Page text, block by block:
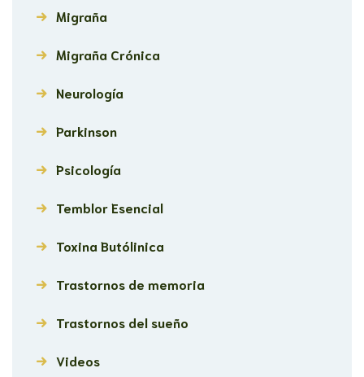
Migraña
Migraña Crónica
Neurología
Parkinson
Psicología
Temblor Esencial
Toxina Butólinica
Trastornos de memoria
Trastornos del sueño
Videos